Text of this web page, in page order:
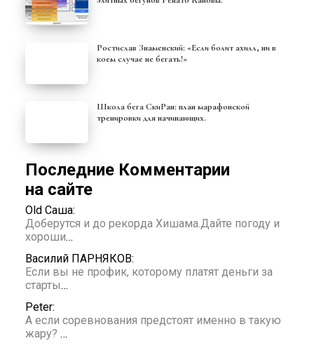
Ростислав Знаменский: «Если болит ахилл, ни в
коем случае не бегать!»
Школа бега СкиРан: план марафонской
тренировки для начинающих.
Последние Комментарии
на сайте
Old Саша:
Доберутся и до рекорда Хишама.Дайте погоду и
хороши…
Василий ПАРНЯКОВ:
Если вы не профик, которому платят деньги за
старты…
Peter:
А если соревнования предстоят именно в такую
жару? …